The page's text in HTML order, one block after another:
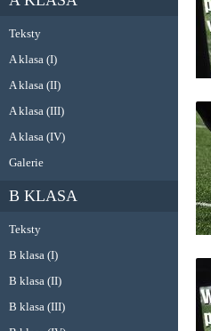
Teksty
A klasa (I)
A klasa (II)
A klasa (III)
A klasa (IV)
Galerie
B KLASA
Teksty
B klasa (I)
B klasa (II)
B klasa (III)